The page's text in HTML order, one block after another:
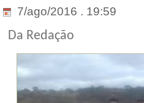
7/ago/2016 . 19:59
Da Redação